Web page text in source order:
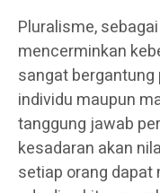
Pluralisme,
mencerminkan
sangat
individu maupun
tanggung jawab
kesadaran akan
setiap orang dapat